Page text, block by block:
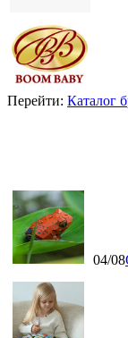
Перейти: Каталог
04/08